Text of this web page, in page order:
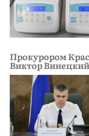
Прокурором
Виктор Винецкий